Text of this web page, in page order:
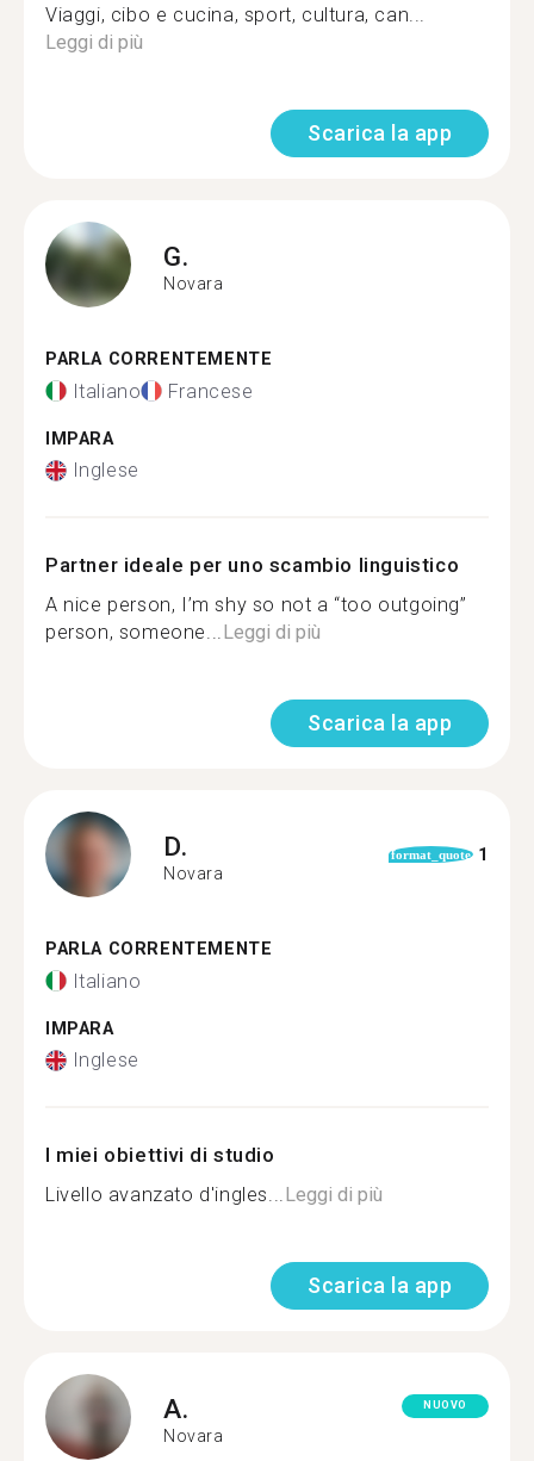
Viaggi, cibo e cucina, sport, cultura, can...
Leggi di più
Scarica la app
G.
Novara
PARLA CORRENTEMENTE
Italiano Francese
IMPARA
Inglese
Partner ideale per uno scambio linguistico
A nice person, I’m shy so not a “too outgoing”
person, someone...Leggi di più
Scarica la app
D.
Novara
format_quote 1
PARLA CORRENTEMENTE
Italiano
IMPARA
Inglese
I miei obiettivi di studio
Livello avanzato d'ingles...Leggi di più
Scarica la app
A.
Novara
NUOVO